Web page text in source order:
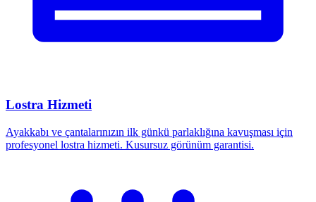
Lostra Hizmeti
Ayakkabı ve çantalarınızın ilk günkü parlaklığına kavuşması için
profesyonel lostra hizmeti. Kusursuz görünüm garantisi.